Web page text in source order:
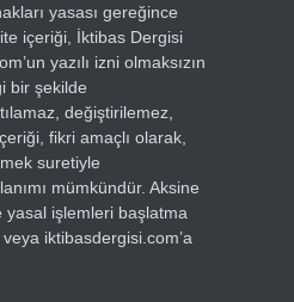
yasası gereğince
içeriği, İktibas Dergisi
yazılı izni olmaksızın
bir şekilde
değiştirilemez,
fikri amaçlı olarak,
suretiyle
mümkündür. Aksine
yasal işlemleri başlatma
iktibasdergisi.com’a